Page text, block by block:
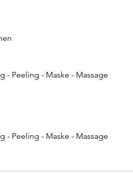
- Peeling - Maske - Massage
- Peeling - Maske - Massage